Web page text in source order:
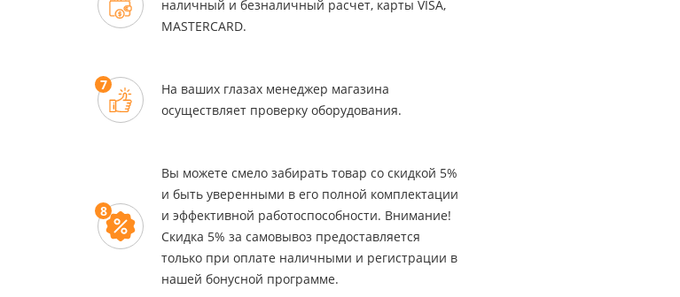
наличный и безналичный расчет, карты VISA,
MASTERCARD.
7
На ваших глазах менеджер магазина
осуществляет проверку оборудования.
8
Вы можете смело забирать товар со скидкой 5%
и быть уверенными в его полной комплектации
и эффективной работоспособности. Внимание!
Скидка 5% за самовывоз предоставляется
только при оплате наличными и регистрации в
нашей бонусной программе.